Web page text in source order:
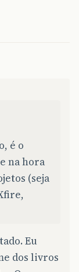
é o
na hora
(seja
Eu
dos livros